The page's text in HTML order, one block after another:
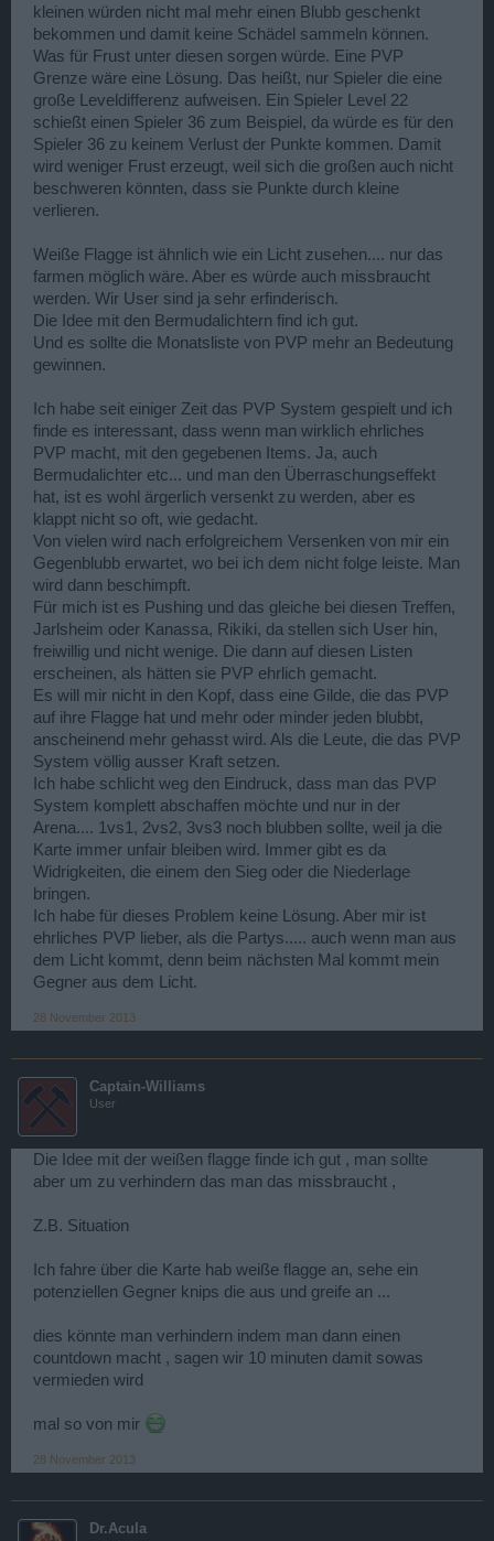
kleinen würden nicht mal mehr einen Blubb geschenkt
bekommen und damit keine Schädel sammeln können.
Was für Frust unter diesen sorgen würde. Eine PVP
Grenze wäre eine Lösung. Das heißt, nur Spieler die eine
große Leveldifferenz aufweisen. Ein Spieler Level 22
schießt einen Spieler 36 zum Beispiel, da würde es für den
Spieler 36 zu keinem Verlust der Punkte kommen. Damit
wird weniger Frust erzeugt, weil sich die großen auch nicht
beschweren könnten, dass sie Punkte durch kleine
verlieren.
Weiße Flagge ist ähnlich wie ein Licht zusehen.... nur das
farmen möglich wäre. Aber es würde auch missbraucht
werden. Wir User sind ja sehr erfinderisch.
Die Idee mit den Bermudalichtern find ich gut.
Und es sollte die Monatsliste von PVP mehr an Bedeutung
gewinnen.
Ich habe seit einiger Zeit das PVP System gespielt und ich
finde es interessant, dass wenn man wirklich ehrliches
PVP macht, mit den gegebenen Items. Ja, auch
Bermudalichter etc... und man den Überraschungseffekt
hat, ist es wohl ärgerlich versenkt zu werden, aber es
klappt nicht so oft, wie gedacht.
Von vielen wird nach erfolgreichem Versenken von mir ein
Gegenblubb erwartet, wo bei ich dem nicht folge leiste. Man
wird dann beschimpft.
Für mich ist es Pushing und das gleiche bei diesen Treffen,
Jarlsheim oder Kanassa, Rikiki, da stellen sich User hin,
freiwillig und nicht wenige. Die dann auf diesen Listen
erscheinen, als hätten sie PVP ehrlich gemacht.
Es will mir nicht in den Kopf, dass eine Gilde, die das PVP
auf ihre Flagge hat und mehr oder minder jeden blubbt,
anscheinend mehr gehasst wird. Als die Leute, die das PVP
System völlig ausser Kraft setzen.
Ich habe schlicht weg den Eindruck, dass man das PVP
System komplett abschaffen möchte und nur in der
Arena.... 1vs1, 2vs2, 3vs3 noch blubben sollte, weil ja die
Karte immer unfair bleiben wird. Immer gibt es da
Widrigkeiten, die einem den Sieg oder die Niederlage
bringen.
Ich habe für dieses Problem keine Lösung. Aber mir ist
ehrliches PVP lieber, als die Partys..... auch wenn man aus
dem Licht kommt, denn beim nächsten Mal kommt mein
Gegner aus dem Licht.
28 November 2013
Captain-Williams
User
Die Idee mit der weißen flagge finde ich gut , man sollte
aber um zu verhindern das man das missbraucht ,
Z.B. Situation
Ich fahre über die Karte hab weiße flagge an, sehe ein
potenziellen Gegner knips die aus und greife an ...
dies könnte man verhindern indem man dann einen
countdown macht , sagen wir 10 minuten damit sowas
vermieden wird
mal so von mir
28 November 2013
Dr.Acula